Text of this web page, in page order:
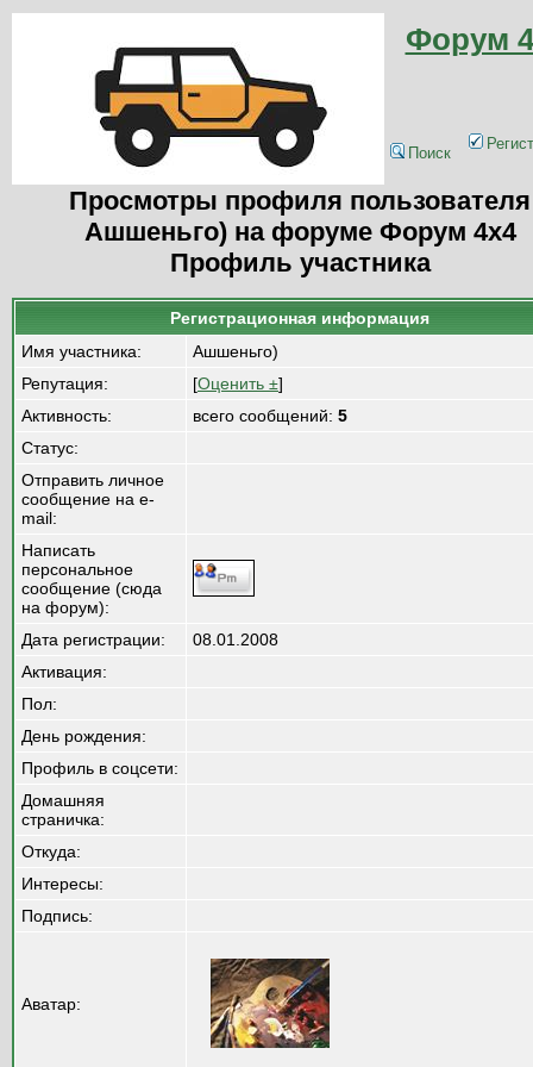
Форум
Поиск
Просмотры профиля пользователя
Ашшеньго) на форуме Форум 4x4
Профиль участника
Регистрационная информация
Имя участника:
Ашшеньго)
Репутация:
[Оценить ±]
Активность:
всего сообщений: 5
Статус:
Отправить личное
сообщение на e-
mail:
Написать
персональное
сообщение (сюда
на форум):
Дата регистрации:
08.01.2008
Активация:
Пол:
День рождения:
Профиль в соцсети:
Домашняя
страничка:
Откуда:
Интересы:
Подпись:
Аватар: